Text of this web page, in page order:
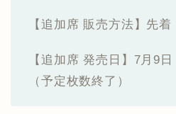
【追加席 販売方法】先着
【追加席 発売日】7月9
（予定枚数終了）